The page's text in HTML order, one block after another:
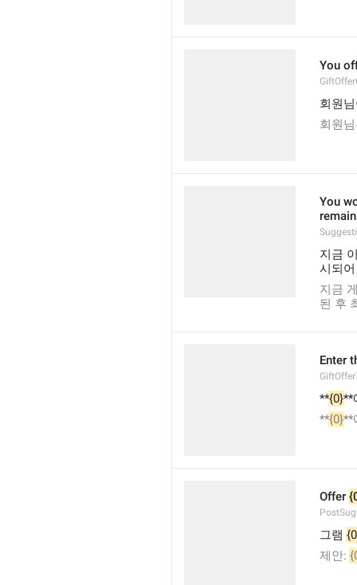
You
회원
회원
You
지금
시되
지금
된 후
Enter
**{0}**
**{0}**
Offer
그램
제안: